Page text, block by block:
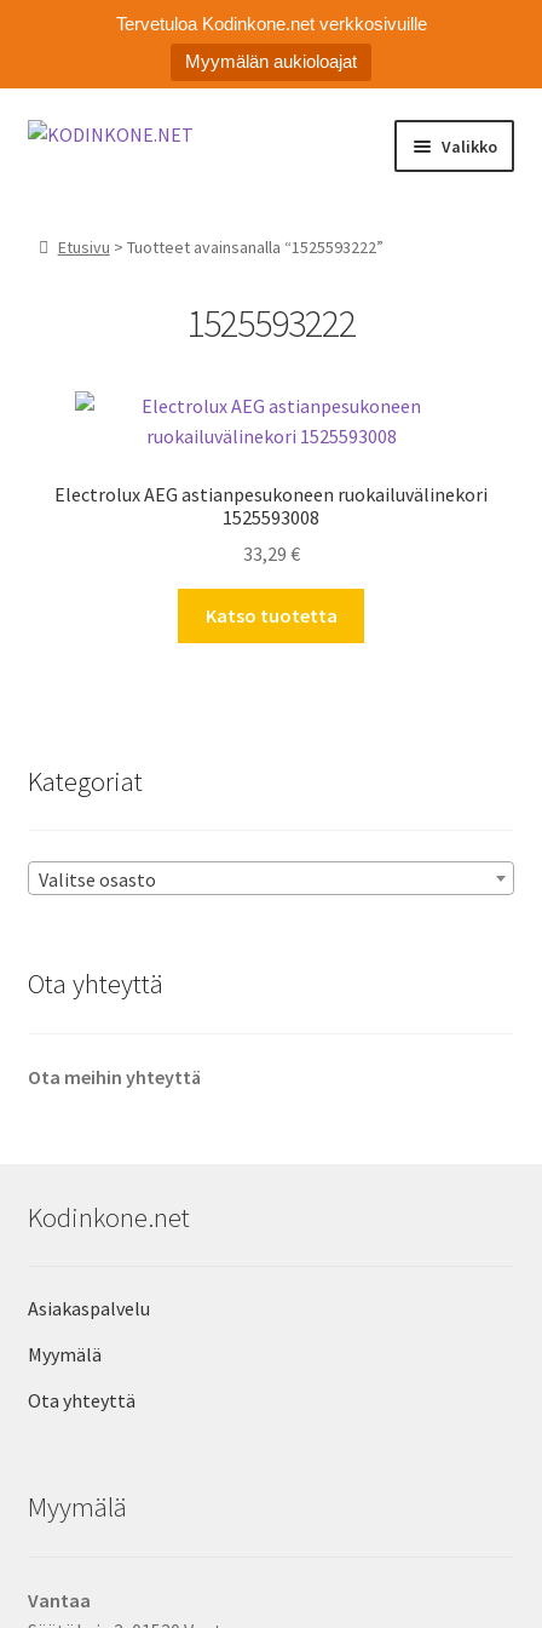
Tervetuloa Kodinkone.net verkkosivuille
Myymälän aukioloajat
Siirry
Siirry
Valikko
Asiakaspalvelu
Etusivu > Tuotteet avainsanalla “1525593222”
1525593222
Electrolux AEG astianpesukoneen ruokailuvälinekori
1525593008
33,29 €
Katso tuotetta
Kategoriat
Valitse osasto
Ota yhteyttä
Ota meihin yhteyttä
Kodinkone.net
Asiakaspalvelu
Myymälä
Ota yhteyttä
Myymälä
Vantaa